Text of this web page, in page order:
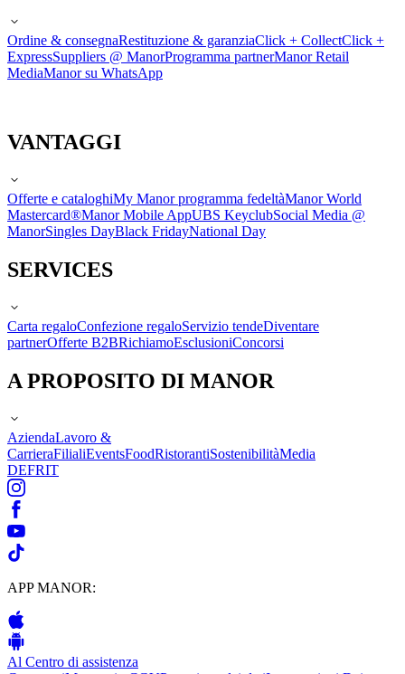
Ordine & consegnaRestituzione & garanziaClick + CollectClick +
ExpressSuppliers @ ManorProgramma partnerManor Retail
MediaManor su WhatsApp
VANTAGGI
Offerte e cataloghiMy Manor programma fedeltàManor World
Mastercard®Manor Mobile AppUBS KeyclubSocial Media @
ManorSingles DayBlack FridayNational Day
SERVICES
Carta regaloConfezione regaloServizio tendeDiventare
partnerOfferte B2BRichiamoEsclusioniConcorsi
A PROPOSITO DI MANOR
AziendaLavoro &
CarrieraFilialiEventsFoodRistorantiSostenibilitàMedia
DEFRIT
APP MANOR:
Al Centro di assistenza